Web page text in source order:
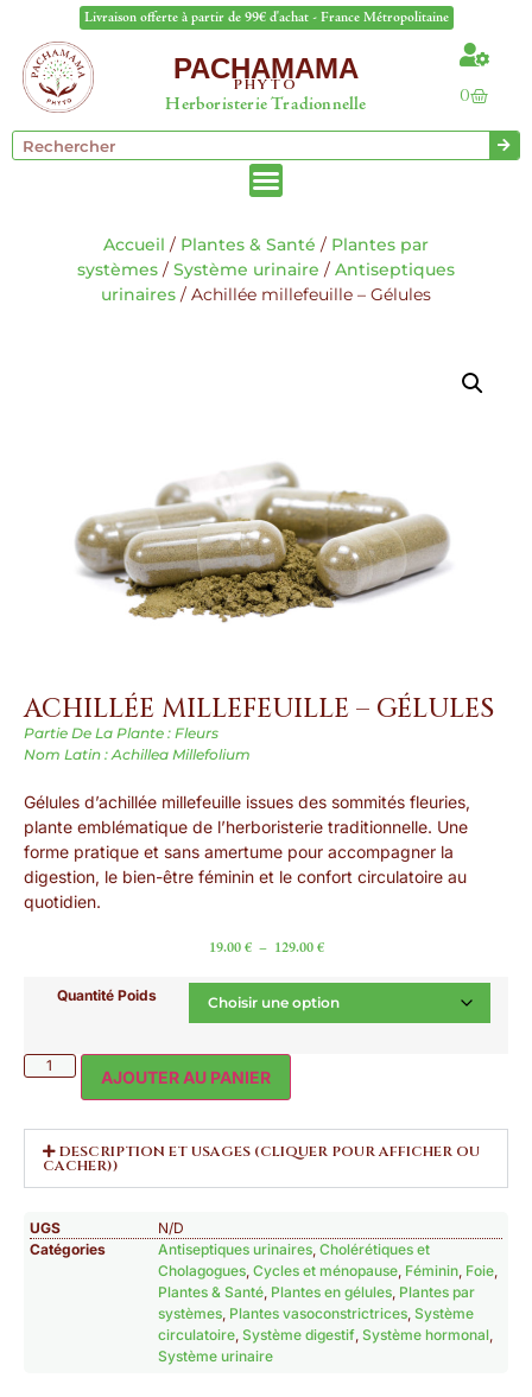
Livraison offerte à partir de 99€ d'achat - France Métropolitaine
PACHAMAMA
PHYTO
Herboristerie Tradionnelle 0
Accueil / Plantes & Santé / Plantes par
systèmes / Système urinaire / Antiseptiques
urinaires / Achillée millefeuille – Gélules
ACHILLÉE MILLEFEUILLE – GÉLULES
Partie De La Plante : Fleurs
Nom Latin : Achillea Millefolium
Gélules d’achillée millefeuille issues des sommités fleuries,
plante emblématique de l’herboristerie traditionnelle. Une
forme pratique et sans amertume pour accompagner la
digestion, le bien-être féminin et le confort circulatoire au
quotidien.
19.00 € – 129.00 €
Quantité Poids
AJOUTER AU PANIER
DESCRIPTION ET USAGES (CLIQUER POUR AFFICHER OU
CACHER))
UGS
N/D
Catégories
Antiseptiques urinaires Cholérétiques et
Cholagogues Cycles et ménopause Féminin Foie
Plantes & Santé Plantes en gélules Plantes par
systèmes Plantes vasoconstrictrices Système
circulatoire Système digestif Système hormonal
Système urinaire